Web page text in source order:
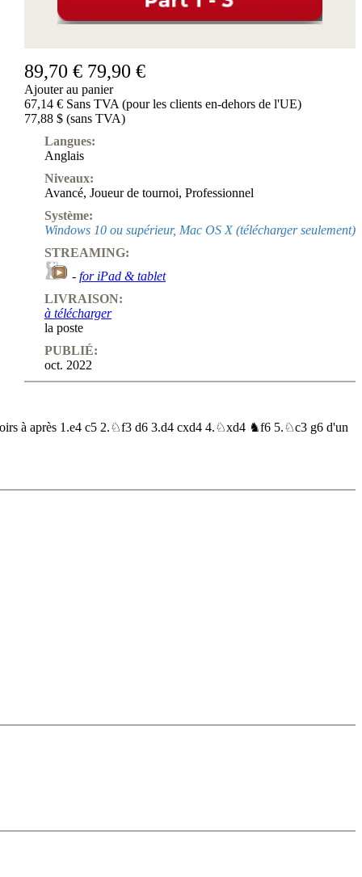
89,70 € 79,90 €
Ajouter au panier
67,14 € Sans TVA (pour les clients en-dehors de l'UE)
77,88 $ (sans TVA)
Langues:
Anglais
Niveaux:
Avancé, Joueur de tournoi, Professionnel
Système:
Windows 10 ou supérieur, Mac OS X (télécharger seulement)
STREAMING:
- for iPad & tablet
LIVRAISON:
à télécharger
la poste
PUBLIÉ:
oct. 2022
à après 1.e4 c5 2.♘f3 d6 3.d4 cxd4 4.♘xd4 ♞f6 5.♘c3 g6 d'un
ces dernières années avec de nouvelles variantes qui
to enter the solution. With video feedback (also on mistakes) and